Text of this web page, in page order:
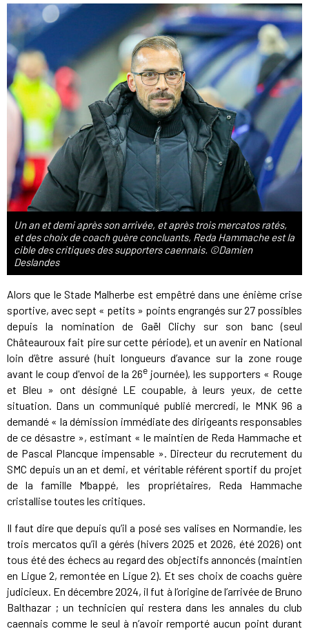
Un an et demi après son arrivée, et après trois mercatos ratés,
et des choix de coach guère concluants, Reda Hammache est la
cible des critiques des supporters caennais. ©Damien
Deslandes
Alors que le Stade Malherbe est empêtré dans une énième crise
sportive, avec sept « petits » points engrangés sur 27 possibles
depuis la nomination de Gaël Clichy sur son banc (seul
Châteauroux fait pire sur cette période), et un avenir en National
loin d’être assuré (huit longueurs d’avance sur la zone rouge
avant le coup d'envoi de la 26e journée), les supporters « Rouge
et Bleu » ont désigné LE coupable, à leurs yeux, de cette
situation. Dans un communiqué publié mercredi, le MNK 96 a
demandé « la démission immédiate des dirigeants responsables
de ce désastre », estimant « le maintien de Reda Hammache et
de Pascal Plancque impensable ». Directeur du recrutement du
SMC depuis un an et demi, et véritable référent sportif du projet
de la famille Mbappé, les propriétaires, Reda Hammache
cristallise toutes les critiques.
Il faut dire que depuis qu’il a posé ses valises en Normandie, les
trois mercatos qu’il a gérés (hivers 2025 et 2026, été 2026) ont
tous été des échecs au regard des objectifs annoncés (maintien
en Ligue 2, remontée en Ligue 2). Et ses choix de coachs guère
judicieux. En décembre 2024, il fut à l’origine de l’arrivée de Bruno
Balthazar ; un technicien qui restera dans les annales du club
caennais comme le seul à n’avoir remporté aucun point durant